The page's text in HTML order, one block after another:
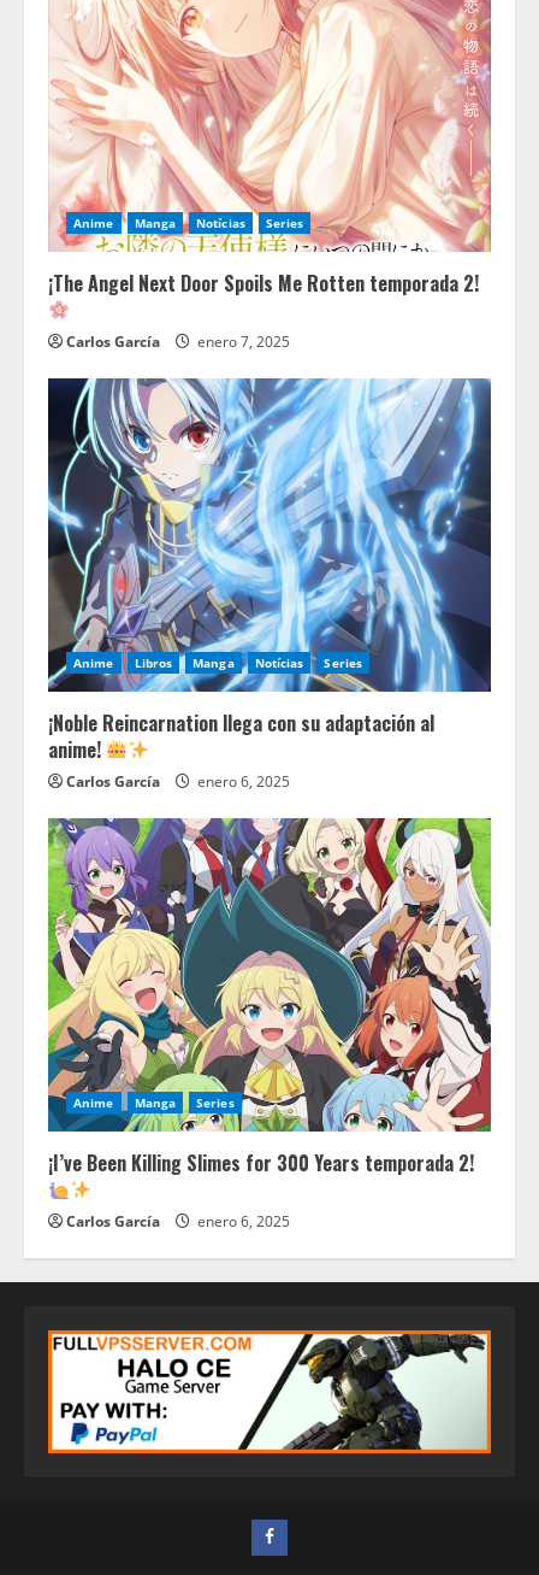
Anime Manga Notícias Series
¡The Angel Next Door Spoils Me Rotten temporada 2!
Carlos García enero 7, 2025
Anime Libros Manga Notícias Series
¡Noble Reincarnation llega con su adaptación al
anime!
Carlos García enero 6, 2025
Anime Manga Series
¡I’ve Been Killing Slimes for 300 Years temporada 2!
Carlos García enero 6, 2025
FACEBOOK